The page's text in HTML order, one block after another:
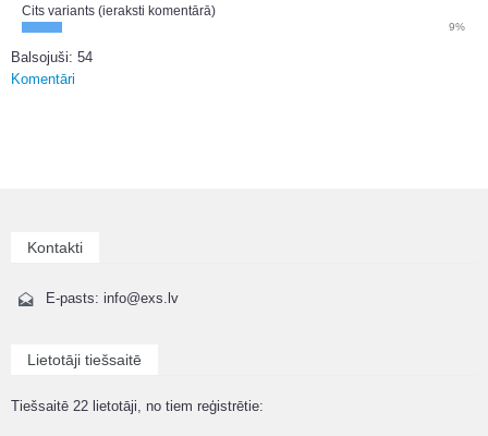
Cits variants (ieraksti komentārā)
9%
Balsojuši: 54
Komentāri
Kontakti
E-pasts: info@exs.lv
Lietotāji tiešsaitē
Tiešsaitē 22 lietotāji, no tiem reģistrētie: